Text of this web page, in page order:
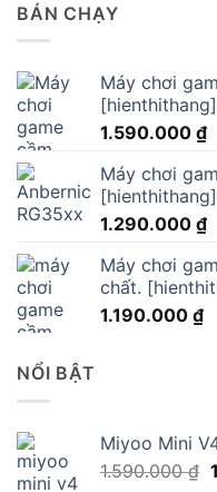
BÁN CHẠY
Máy chơi
1.590.000 ₫
Máy chơi
1.290.000 ₫
Máy chơi
chất.
1.190.000 ₫
NỔI BẬT
Miyoo Mini
1.590.000₫